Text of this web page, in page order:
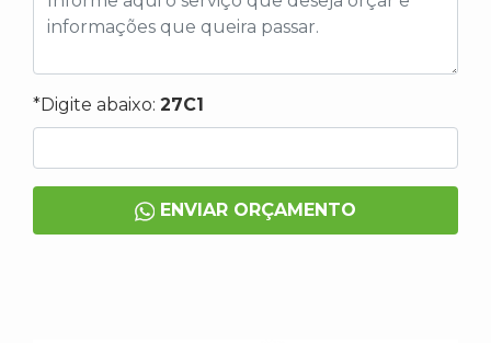
*Digite abaixo: 27C1
ENVIAR ORÇAMENTO